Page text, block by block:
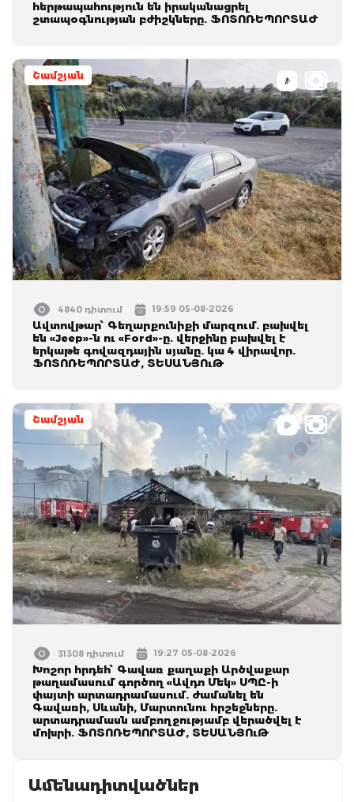
հերթապահություն են իրականացրել
շտապօգնության բժիշկները. ՖՈՏՈՌԵՊՈՐՏԱԺ
Շամշյան
4840 դիտում 19:59 05-08-2026
Ավտովթար՝ Գեղարքունիքի մարզում. բախվել
են «Jeep»-ն ու «Ford»-ը. վերջինը բախվել է
երկաթե գովազդային սյանը. կա 4 վիրավոր.
ՖՈՏՈՌԵՊՈՐՏԱԺ, ՏԵՍԱՆՅՈւԹ
Շամշյան
31308 դիտում 19:27 05-08-2026
Խոշոր հրդեհ՝ Գավառ քաղաքի Արծվաքար
թաղամասում գործող «Ավդո Մեկ» ՍՊԸ-ի
փայտի արտադրամասում. ժամանել են
Գավառի, Սևանի, Մարտունու հրշեջները.
արտադրամասն ամբողջությամբ վերածվել է
մոխրի. ՖՈՏՈՌԵՊՈՐՏԱԺ, ՏԵՍԱՆՅՈւԹ
Ամենադիտվածներ